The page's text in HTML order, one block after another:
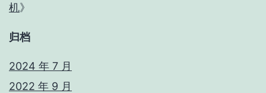
机》
归档
2024 年 7 月
2022 年 9 月